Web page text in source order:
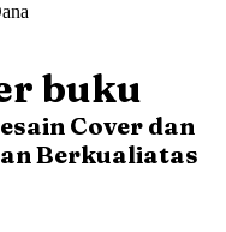
buku
Cover dan
Berkualiatas